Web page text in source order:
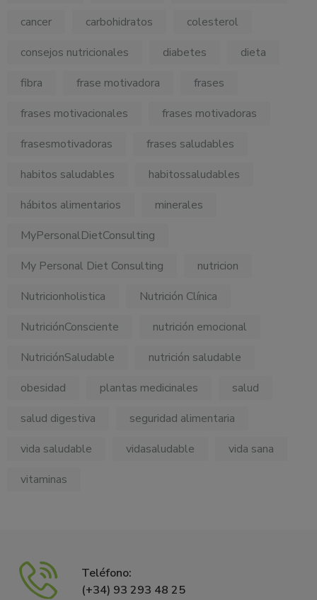
cancer
carbohidratos
colesterol
consejos nutricionales
diabetes
dieta
fibra
frase motivadora
frases
frases motivacionales
frases motivadoras
frasesmotivadoras
frases saludables
habitos saludables
habitossaludables
hábitos alimentarios
minerales
MyPersonalDietConsulting
My Personal Diet Consulting
nutricion
Nutricionholistica
Nutrición Clínica
NutriciónConsciente
nutrición emocional
NutriciónSaludable
nutrición saludable
obesidad
plantas medicinales
salud
salud digestiva
seguridad alimentaria
vida saludable
vidasaludable
vida sana
vitaminas
Teléfono:
(+34) 93 293 48 25